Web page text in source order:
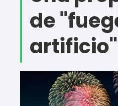
de
artificio"